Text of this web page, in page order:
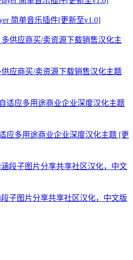
简单音乐插件[更新至v1.0]
供应商买/卖资源下载销售汉化主题
应多用途商业企业深度汉化主题 [更
段子图片分享共享社区汉化，中文版